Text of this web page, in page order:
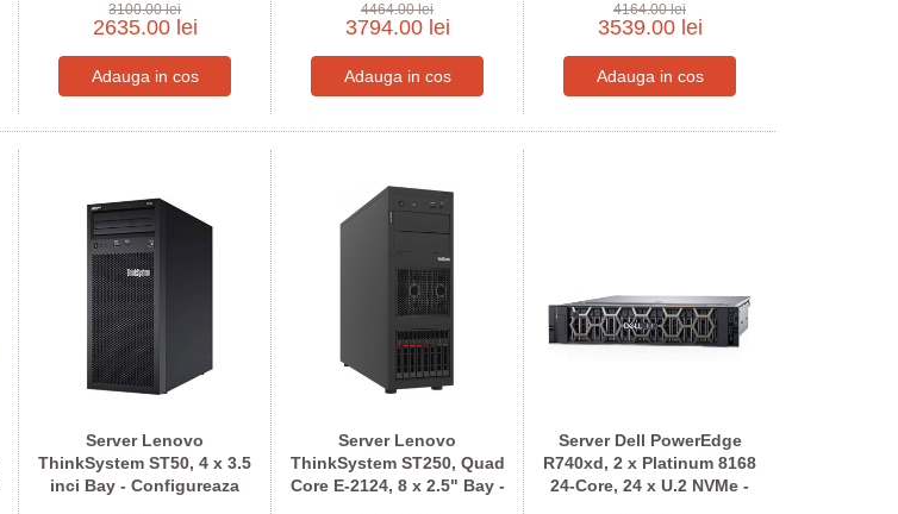
3100.00 lei
2635.00 lei
4464.00 lei
3794.00 lei
comanda
4164.00 lei
3539.00 lei
Server Lenovo
ThinkSystem ST50, 4 x 3.5
inci Bay - Configureaza
Server Lenovo
ThinkSystem ST250, Quad
Core E-2124, 8 x 2.5" Bay -
Server Dell PowerEdge
R740xd, 2 x Platinum 8168
24-Core, 24 x U.2 NVMe -